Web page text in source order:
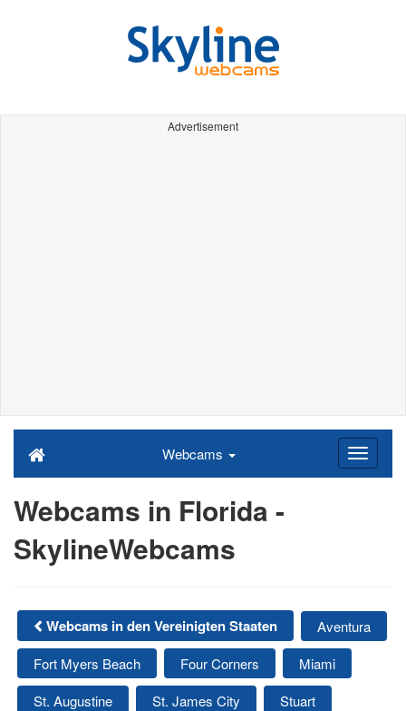
Advertisement
Webcams
Webcams in Florida -
SkylineWebcams
Webcams in den Vereinigten Staaten
Aventura
Fort Myers Beach
Four Corners
Miami
St. Augustine
St. James City
Stuart